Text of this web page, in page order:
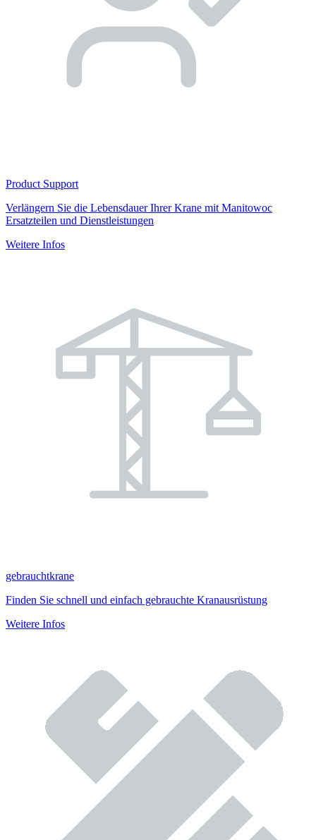
Product Support
Verlängern Sie die Lebensdauer Ihrer Krane mit Manitowoc
Ersatzteilen und Dienstleistungen
Weitere Infos
gebrauchtkrane
Finden Sie schnell und einfach gebrauchte Kranausrüstung
Weitere Infos